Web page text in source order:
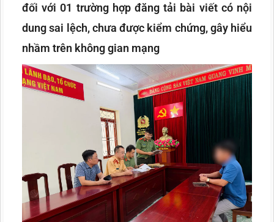
đối với 01 trường hợp đăng tải bài viết có nội
dung sai lệch, chưa được kiểm chứng, gây hiểu
nhầm trên không gian mạng